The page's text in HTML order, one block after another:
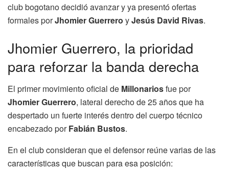
club bogotano decidió avanzar y ya presentó ofertas
formales porJhomier Guerrero yJesús David Rivas.
Jhomier Guerrero, la prioridad
para reforzar la banda derecha
El primer movimiento oficial de Millonariosfue por
Jhomier Guerrero, lateral derecho de 25 años que ha
despertado un fuerte interés dentro del cuerpo técnico
encabezado porFabián Bustos.
En el club consideran que el defensor reúne varias de las
características que buscan para esa posición: